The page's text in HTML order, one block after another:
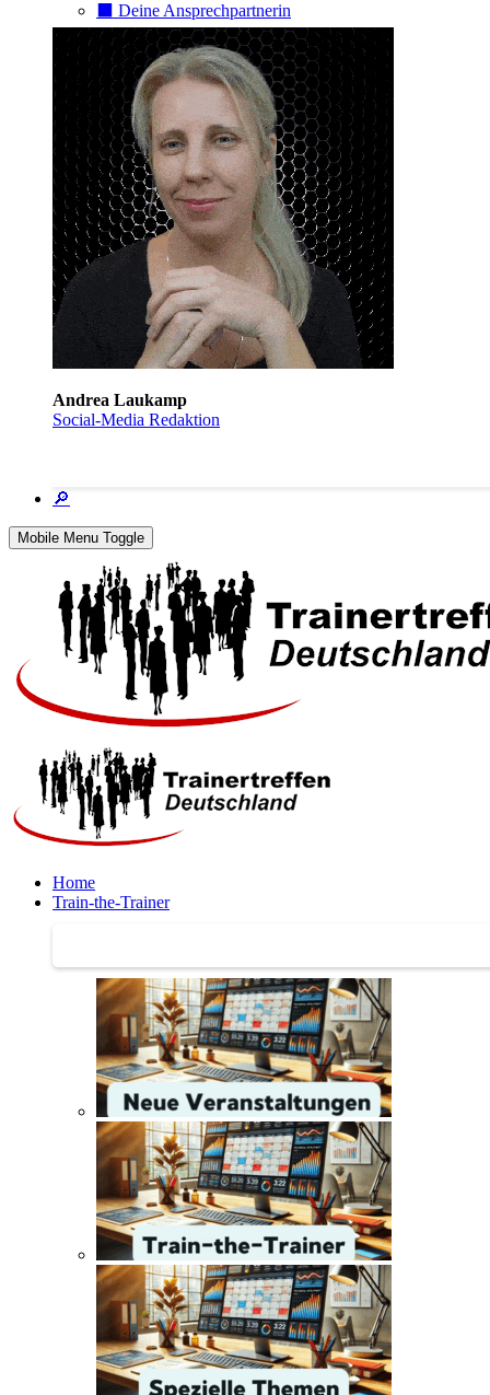
⬛️ Deine Ansprechpartnerin
Andrea Laukamp
Social-Media Redaktion
🔎
Mobile Menu Toggle
Home
Train-the-Trainer